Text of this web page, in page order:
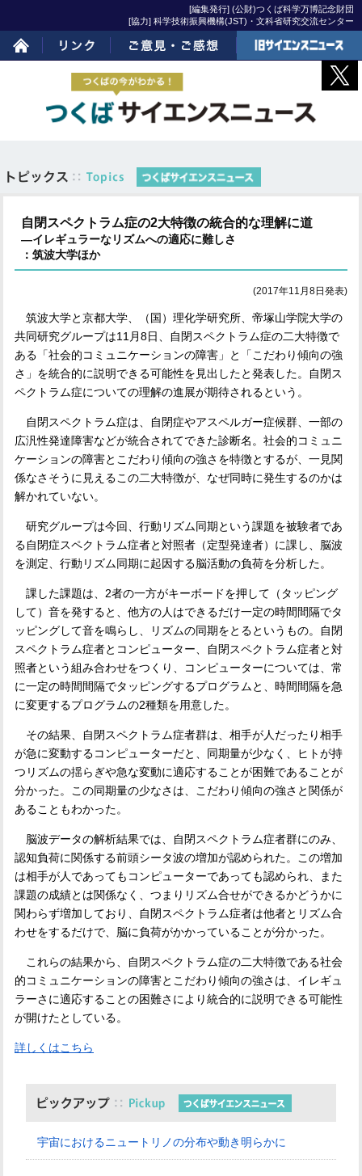
[編集発行] (公財)つくば科学万博記念財団
[協力] 科学技術振興機構(JST)・文科省研究交流センター
ホーム リンク ご意見・ご感想
旧サイエンスニュー
自閉スペクトラム症の2大特徴の統合的な理解に道
―イレギュラーなリズムへの適応に難しさ
：筑波大学ほか
(2017年11月8日発表)
筑波大学と京都大学、（国）理化学研究所、帝塚山学院大学の
共同研究グループは11月8日、自閉スペクトラム症の二大特徴で
ある「社会的コミュニケーションの障害」と「こだわり傾向の強
さ」を統合的に説明できる可能性を見出したと発表した。自閉ス
ペクトラム症についての理解の進展が期待されるという。
自閉スペクトラム症は、自閉症やアスペルガー症候群、一部の
広汎性発達障害などが統合されてできた診断名。社会的コミュニ
ケーションの障害とこだわり傾向の強さを特徴とするが、一見関
係なさそうに見えるこの二大特徴が、なぜ同時に発生するのかは
解かれていない。
研究グループは今回、行動リズム同期という課題を被験者であ
る自閉症スペクトラム症者と対照者（定型発達者）に課し、脳波
を測定、行動リズム同期に起因する脳活動の負荷を分析した。
課した課題は、 2者の一方がキーボードを押して（タッピング
して）音を発すると、他方の人はできるだけ一定の時間間隔でタ
ッピングして音を鳴らし、リズムの同期をとるというもの。自閉
スペクトラム症者とコンピューター、自閉スペクトラム症者と対
照者という組み合わせをつくり、コンピューターについては、常
に一定の時間間隔でタッピングするプログラムと、時間間隔を急
に変更するプログラムの2種類を用意した。
その結果、自閉スペクトラム症者群は、相手が人だったり相手
が急に変動するコンピューターだと、同期量が少なく、ヒトが持
つリズムの揺らぎや急な変動に適応することが困難であることが
分かった。この同期量の少なさは、こだわり傾向の強さと関係が
あることもわかった。
脳波データの解析結果では、自閉スペクトラム症者群にのみ、
認知負荷に関係する前頭シータ波の増加が認められた。この増加
は相手が人であってもコンピューターであっても認められ、また
課題の成績とは関係なく、つまりリズム合せができるかどうかに
関わらず増加しており、自閉スペクトラム症者は他者とリズム合
わせをするだけで、脳に負荷がかかっていることが分かった。
これらの結果から、自閉スペクトラム症の二大特徴である社会
的コミュニケーションの障害とこだわり傾向の強さは、イレギュ
ラーさに適応することの困難さにより統合的に説明できる可能性
が開けたとしている。
詳しくはこちら
宇宙におけるニュートリノの分布や動き明らかに